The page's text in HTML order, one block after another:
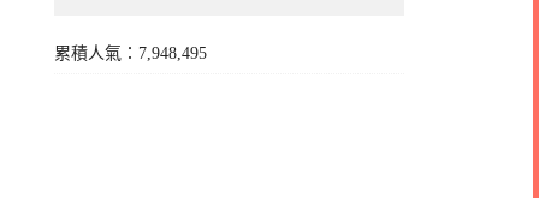
累積人氣：7,948,495